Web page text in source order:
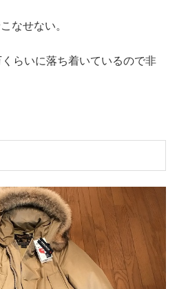
なせない。
らいに落ち着いているので非